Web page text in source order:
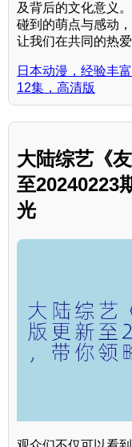
及背后的文化意义
碰到的萌点与感动
让我们在共同的热
日本动漫，经验丰
12集，高清版
大陆综艺《
至20240223
光